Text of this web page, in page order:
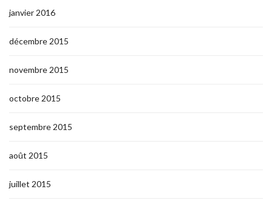
janvier 2016
décembre 2015
novembre 2015
octobre 2015
septembre 2015
août 2015
juillet 2015